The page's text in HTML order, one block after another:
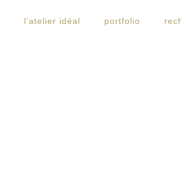
l’atelier idéal portfolio